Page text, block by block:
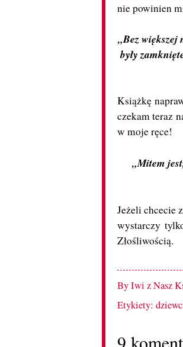
nie powinien
„Bez większej
były
Książkę
czekam teraz
w moje ręce!
„Mitem
Jeżeli chcecie
wystarczy
Złośliwością.
ByIwi z Nasz
Etykiety:
9